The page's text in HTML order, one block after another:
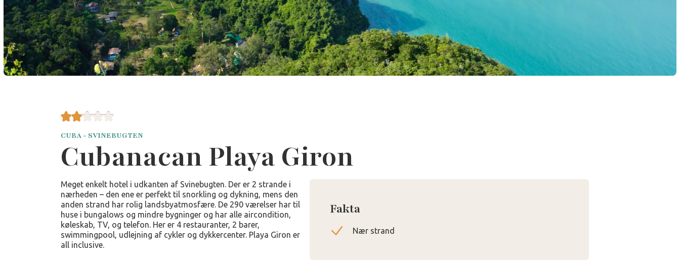
CUBA - SVINEBUGTEN
Cubanacan Playa Giron
Meget enkelt hotel i udkanten af Svinebugten. Der er 2 strande i
nærheden – den ene er perfekt til snorkling og dykning, mens den
anden strand har rolig landsbyatmosfære. De 290 værelser har til
huse i bungalows og mindre bygninger og har alle aircondition,
køleskab, TV, og telefon. Her er 4 restauranter, 2 barer,
swimmingpool, udlejning af cykler og dykkercenter. Playa Giron er
all inclusive.
Fakta
Nær strand